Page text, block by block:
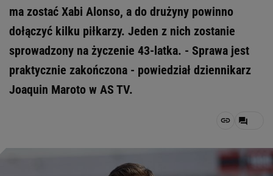
ma zostać Xabi Alonso, a do drużyny powinno
dołączyć kilku piłkarzy. Jeden z nich zostanie
sprowadzony na życzenie 43-latka. - Sprawa jest
praktycznie zakończona - powiedział dziennikarz
Joaquin Maroto w AS TV.